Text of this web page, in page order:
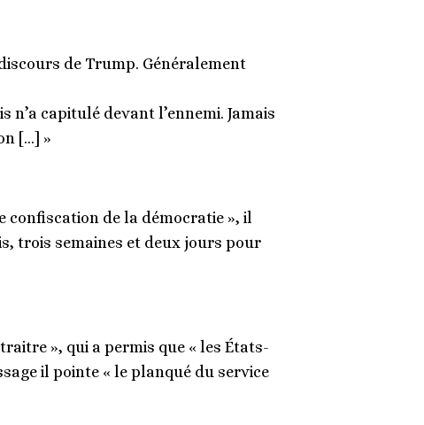
de Trump. Généralement
capitulé devant l’ennemi. Jamais
[…] »
confiscation de la démocratie », il
trois semaines et deux jours pour
», qui a permis que « les États-
il pointe « le planqué du service